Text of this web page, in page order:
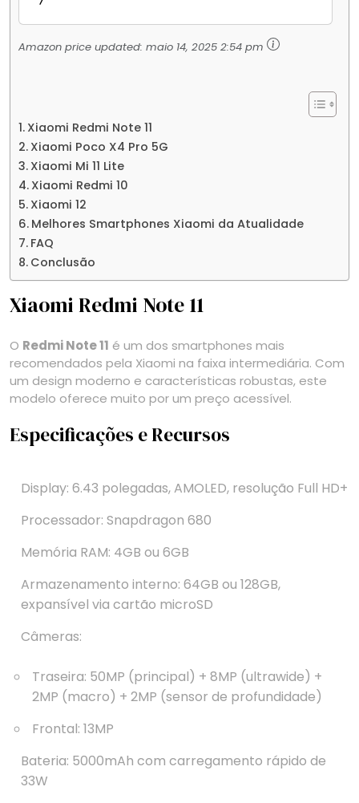
Amazon price updated: maio 14, 2025 2:54 pm
Xiaomi Redmi Note 11
Xiaomi Poco X4 Pro 5G
Xiaomi Mi 11 Lite
Xiaomi Redmi 10
Xiaomi 12
Melhores Smartphones Xiaomi da Atualidade
FAQ
Conclusão
Xiaomi Redmi Note 11
O Redmi Note 11 é um dos smartphones mais
recomendados pela Xiaomi na faixa intermediária. Com
um design moderno e características robustas, este
modelo oferece muito por um preço acessível.
Especificações e Recursos
Display: 6.43 polegadas, AMOLED, resolução Full HD+
Processador: Snapdragon 680
Memória RAM: 4GB ou 6GB
Armazenamento interno: 64GB ou 128GB,
expansível via cartão microSD
Câmeras:
Traseira: 50MP (principal) + 8MP (ultrawide) +
2MP (macro) + 2MP (sensor de profundidade)
Frontal: 13MP
Bateria: 5000mAh com carregamento rápido de
33W